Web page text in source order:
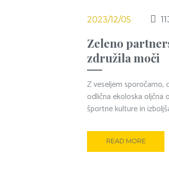
2023/12/05
Zeleno
združila moči
Z veseljem sporočamo,
odlična ekoloska oljčna
športne kulture in
READ MORE